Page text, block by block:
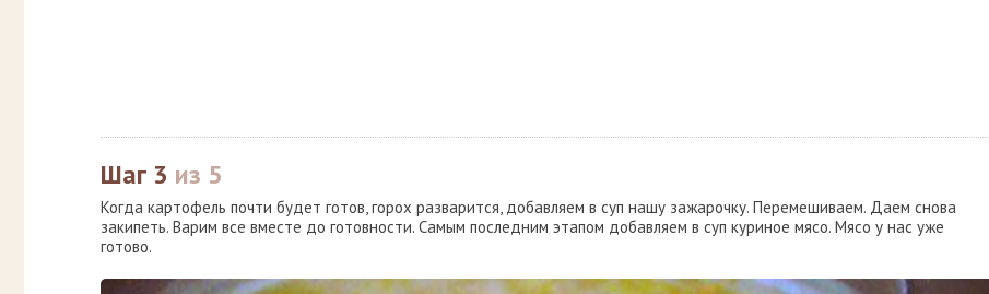
Шаг 3 из 5
Когда картофель почти будет готов, горох разварится, добавляем в суп нашу зажарочку. Перемешиваем. Даем снова
закипеть. Варим все вместе до готовности. Самым последним этапом добавляем в суп куриное мясо. Мясо у нас уже
готово.